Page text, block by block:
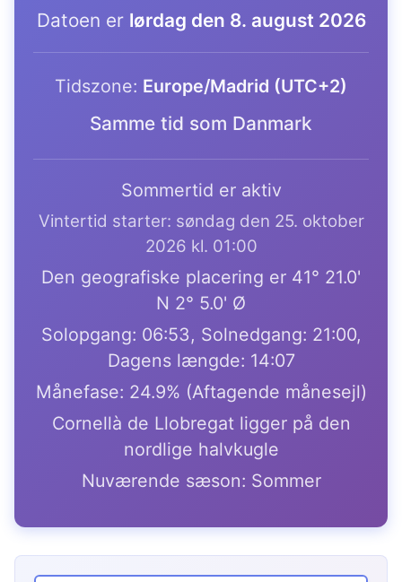
Datoen er lørdag den 8. august 2026
Tidszone: Europe/Madrid (UTC+2)
Samme tid som Danmark
Sommertid er aktiv
Vintertid starter: søndag den 25. oktober
2026 kl. 01:00
Den geografiske placering er 41° 21.0'
N 2° 5.0' Ø
Solopgang: 06:53, Solnedgang: 21:00,
Dagens længde: 14:07
Månefase: 24.9% (Aftagende månesejl)
Cornellà de Llobregat ligger på den
nordlige halvkugle
Nuværende sæson: Sommer